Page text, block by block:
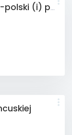
Słownik szwedzko-polski (i) polsko-szwedzki